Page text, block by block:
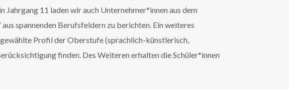
11 laden wir auch Unternehmer*innen aus dem
spannenden Berufsfeldern zu berichten. Ein weiteres
Profil der Oberstufe (sprachlich-künstlerisch,
finden. Des Weiteren erhalten die Schüler*innen